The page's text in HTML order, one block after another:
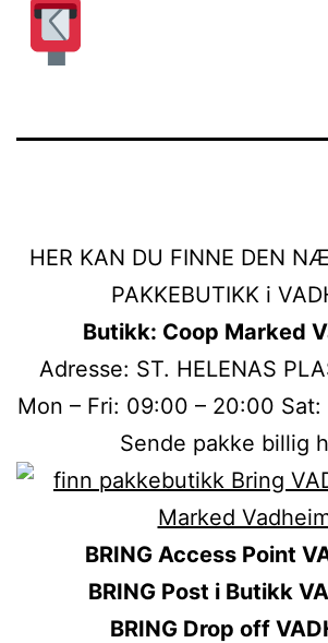
HER KAN DU FINNE DEN
PAKKEBUTIKK i
Butikk: Coop Marked
Adresse: ST. HELENAS
Mon – Fri: 09:00 – 20:00
Sende pakke billig
BRING Access Point
BRING Post i Butikk
BRING Drop off